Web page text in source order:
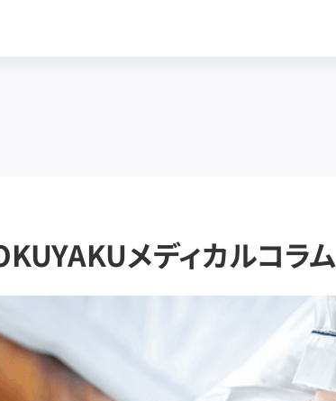
メディカルコラム